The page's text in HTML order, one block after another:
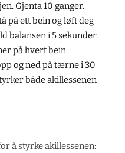
Gjenta 10 ganger.
på ett bein og løft deg
balansen i 5 sekunder.
på hvert bein.
og ned på tærne i 30
både akillessenen
å styrke akillessenen: